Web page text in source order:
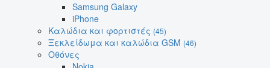
Samsung Galaxy
iPhone
Καλώδια και φορτιστές (45)
Ξεκλείδωμα και καλώδια GSM (46)
Οθόνες